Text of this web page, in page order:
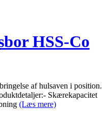
HSS-Co
af hulsaven i position.
Skærekapacitet
(Læs mere)